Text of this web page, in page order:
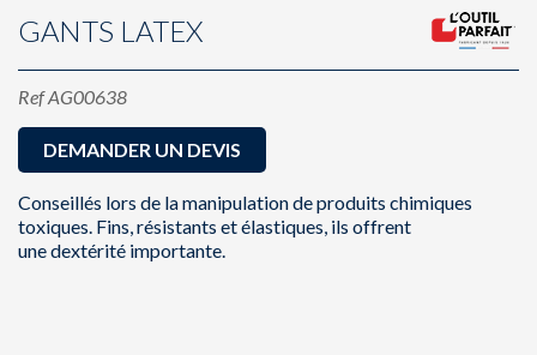
GANTS LATEX
RefAG00638
DEMANDER UN DEVIS
Conseillés lors de la manipulation de produits chimiques
toxiques. Fins, résistants et élastiques, ils offrent
une dextérité importante.